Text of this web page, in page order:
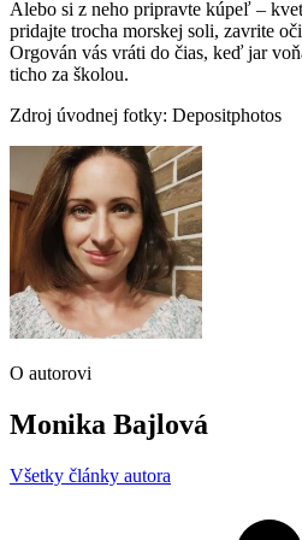
Alebo si z neho pripravte kúpeľ –
pridajte trocha morskej soli, zavrite
Orgován vás vráti do čias, keď jar
ticho za školou.
Zdroj úvodnej fotky: Depositphotos
O autorovi
Monika Bajlová
Všetky články autora